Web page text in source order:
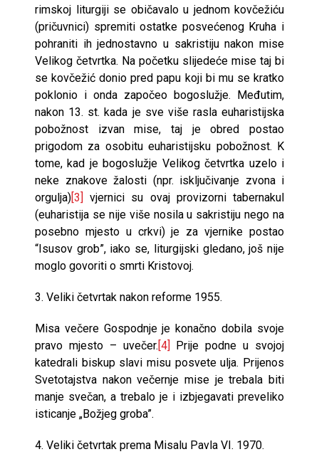
rimskoj liturgiji se običavalo u jednom kovčežiću
(pričuvnici) spremiti ostatke posvećenog Kruha i
pohraniti ih jednostavno u sakristiju nakon mise
Velikog četvrtka. Na početku slijedeće mise taj bi
se kovčežić donio pred papu koji bi mu se kratko
poklonio i onda započeo bogoslužje. Međutim,
nakon 13. st. kada je sve više rasla euharistijska
pobožnost izvan mise, taj je obred postao
prigodom za osobitu euharistijsku pobožnost. K
tome, kad je bogoslužje Velikog četvrtka uzelo i
neke znakove žalosti (npr. isključivanje zvona i
orgulja)[3] vjernici su ovaj provizorni tabernakul
(euharistija se nije više nosila u sakristiju nego na
posebno mjesto u crkvi) je za vjernike postao
“Isusov grob”, iako se, liturgijski gledano, još nije
moglo govoriti o smrti Kristovoj.
3. Veliki četvrtak nakon reforme 1955.
Misa večere Gospodnje je konačno dobila svoje
pravo mjesto – uvečer.[4] Prije podne u svojoj
katedrali biskup slavi misu posvete ulja. Prijenos
Svetotajstva nakon večernje mise je trebala biti
manje svečan, a trebalo je i izbjegavati preveliko
isticanje „Božjeg groba”.
4. Veliki četvrtak prema Misalu Pavla VI. 1970.